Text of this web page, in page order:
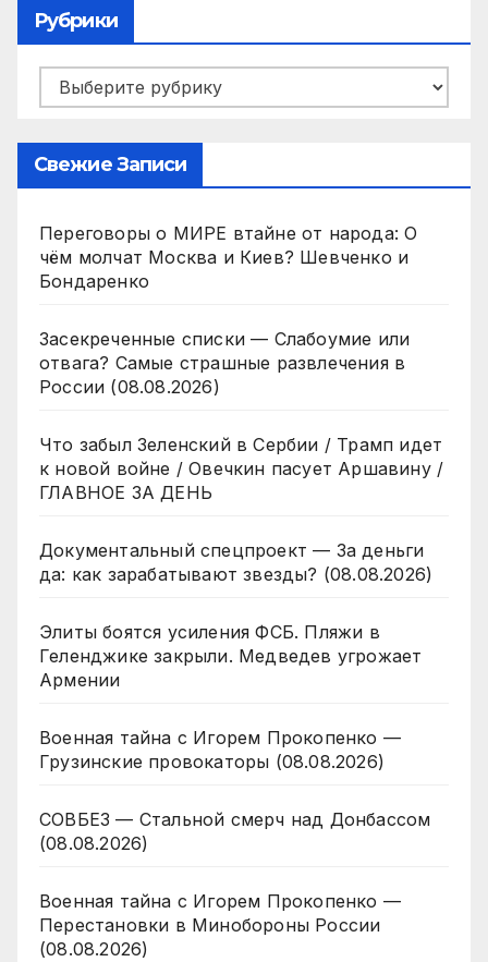
Рубрики
Рубрики
Свежие Записи
Переговоры о МИРЕ втайне от народа: О
чём молчат Москва и Киев? Шевченко и
Бондаренко
Засекреченные списки — Слабоумие или
отвага? Самые страшные развлечения в
России (08.08.2026)
Что забыл Зеленский в Сербии / Трамп идет
к новой войне / Овечкин пасует Аршавину /
ГЛАВНОЕ ЗА ДЕНЬ
Документальный спецпроект — За деньги
да: как зарабатывают звезды? (08.08.2026)
Элиты боятся усиления ФСБ. Пляжи в
Геленджике закрыли. Медведев угрожает
Армении
Военная тайна с Игорем Прокопенко —
Грузинские провокаторы (08.08.2026)
СОВБЕЗ — Стальной смерч над Донбассом
(08.08.2026)
Военная тайна с Игорем Прокопенко —
Перестановки в Минобороны России
(08.08.2026)